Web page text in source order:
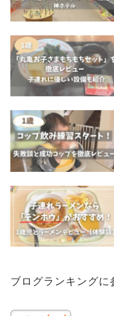
ブログランキングに